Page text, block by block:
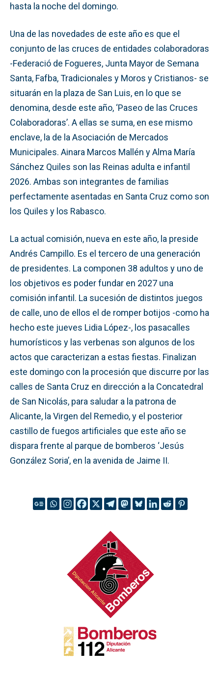
hasta la noche del domingo.
Una de las novedades de este año es que el
conjunto de las cruces de entidades colaboradoras
-Federació de Fogueres, Junta Mayor de Semana
Santa, Fafba, Tradicionales y Moros y Cristianos- se
situarán en la plaza de San Luis, en lo que se
denomina, desde este año, ‘Paseo de las Cruces
Colaboradoras’. A ellas se suma, en ese mismo
enclave, la de la Asociación de Mercados
Municipales. Ainara Marcos Mallén y Alma María
Sánchez Quiles son las Reinas adulta e infantil
2026. Ambas son integrantes de familias
perfectamente asentadas en Santa Cruz como son
los Quiles y los Rabasco.
La actual comisión, nueva en este año, la preside
Andrés Campillo. Es el tercero de una generación
de presidentes. La componen 38 adultos y uno de
los objetivos es poder fundar en 2027 una
comisión infantil. La sucesión de distintos juegos
de calle, uno de ellos el de romper botijos -como ha
hecho este jueves Lidia López-, los pasacalles
humorísticos y las verbenas son algunos de los
actos que caracterizan a estas fiestas. Finalizan
este domingo con la procesión que discurre por las
calles de Santa Cruz en dirección a la Concatedral
de San Nicolás, para saludar a la patrona de
Alicante, la Virgen del Remedio, y el posterior
castillo de fuegos artificiales que este año se
dispara frente al parque de bomberos ‘Jesús
González Soria’, en la avenida de Jaime II.